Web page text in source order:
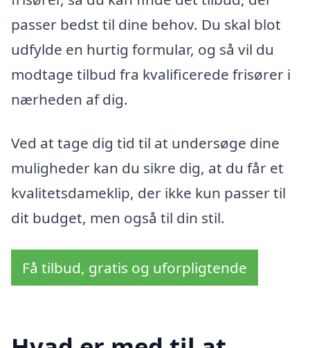
passer bedst til dine behov. Du skal blot
udfylde en hurtig formular, og så vil du
modtage tilbud fra kvalificerede frisører i
nærheden af dig.
Ved at tage dig tid til at undersøge dine
muligheder kan du sikre dig, at du får et
kvalitetsdameklip, der ikke kun passer til
dit budget, men også til din stil.
Få tilbud, gratis og uforpligtende